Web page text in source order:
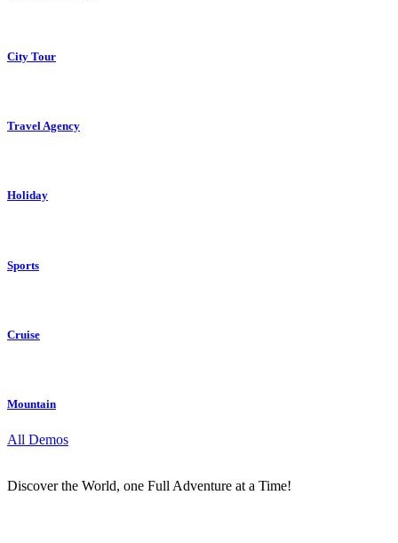
City Tour
Travel Agency
Holiday
Sports
Cruise
Mountain
All Demos
Discover the World, one Full Adventure at a Time!